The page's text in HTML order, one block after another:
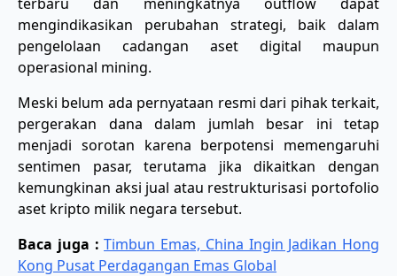
mengindikasikan perubahan strategi, baik dalam
pengelolaan cadangan aset digital maupun
operasional mining.
Meski belum ada pernyataan resmi dari pihak terkait,
pergerakan dana dalam jumlah besar ini tetap
menjadi sorotan karena berpotensi memengaruhi
sentimen pasar, terutama jika dikaitkan dengan
kemungkinan aksi jual atau restrukturisasi portofolio
aset kripto milik negara tersebut.
Baca juga :Timbun Emas, China Ingin Jadikan Hong
Kong Pusat Perdagangan Emas Global